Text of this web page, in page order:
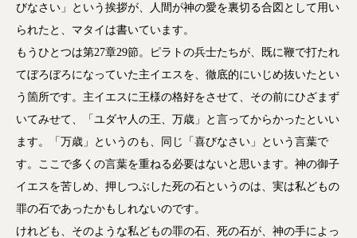
びなさい」という挨拶が、人間が神の愛を裏切る合図として用い
られたと、マタイは書いています。
もうひとつは第27章29節。ピラトの兵士たちが、既に鞭で打たれ
てぼろぼろになっていた主イエスを、徹底的にいじめ抜いたとい
う箇所です。主イエスに王様の格好をさせて、その前にひざまず
いてみせて、「ユダヤ人の王、万歳」と言ってからかったといい
ます。「万歳」というのも、同じ「喜びなさい」という言葉で
す。ここで多くの言葉を重ねる必要はないと思います。神の御子
イエスを苦しめ、押しつぶした死の石というのは、実は私どもの
罪の石であったかもしれないのです。
けれども、そのような私どもの罪の石、死の石が、神の手によっ